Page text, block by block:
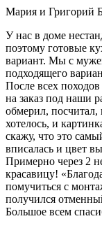
Мария и Григорий
У нас в доме
поэтому готовые
вариант. Мы с
подходящего
После всех
на заказ под наши
обмерил,
хотелось, и
скажу, что это
вписалась и цвет
Примерно через 2
красавицу!
помучиться с
получился
Большое всем